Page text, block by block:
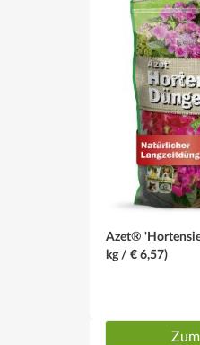
Düngegaben
Sauer wirkende
Wassergaben
Nach Bedarf
Schnitt
Welke
Winter
Tipp
Boden: lockere,
Wuchs
Azet®
kg / € 6,57)